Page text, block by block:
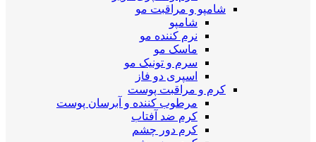
شامپو و مراقبت مو
شامپو
نرم کننده مو
ماسک مو
سرم و تونیک مو
اسپری دو فاز
کرم و مراقبت پوست
مرطوب کننده و آبرسان پوست
کرم ضد آفتاب
کرم دور چشم